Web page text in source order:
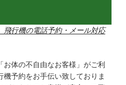
行機の電話予約・メール対応
お体の不自由なお客様」がご利
機予約をお手伝い致しておりま